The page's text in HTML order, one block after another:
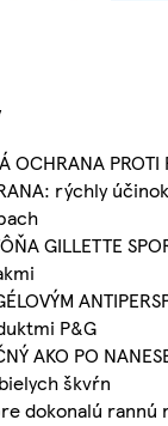
OCHRANA
rýchly
GILLETTE
P&G
AKO PO
škvŕn
dokonalú